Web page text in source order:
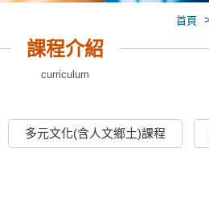
首頁
課程介紹
curriculum
多元文化(含人文鄉土)課程